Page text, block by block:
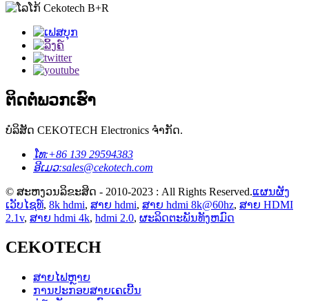
ຕິດ​ຕໍ່​ພວກ​ເຮົາ
ບໍລິສັດ CEKOTECH Electronics ຈໍາກັດ.
ໂທ:+86 139 29594383
ອີເມວ:sales@cekotech.com
© ສະຫງວນລິຂະສິດ - 2010-2023 : All Rights Reserved.ແຜນຜັງ
ເວັບໄຊທ໌, 8k hdmi, ສາຍ hdmi, ສາຍ hdmi 8k@60hz, ສາຍ HDMI
2.1v, ສາຍ hdmi 4k, hdmi 2.0, ຜະລິດຕະພັນທັງຫມົດ
CEKOTECH
ສາຍໄຟຫຼາຍ
ການປະກອບສາຍເຄເບີ້ນ